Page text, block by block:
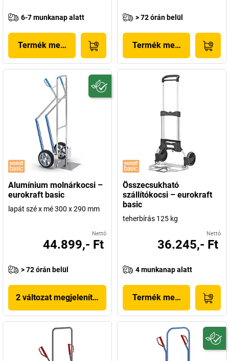
6-7 munkanap alatt
Termék megjelenítése
> 72 órán belül
Termék megjelenítése
Alumínium molnárkocsi –
eurokraft basic
lapát szé x mé 300 x 290 mm
Nettó
44.899,- Ft
> 72 órán belül
2 változat megjelenítése
Összecsukható
szállítókocsi – eurokraft
basic
teherbírás 125 kg
Nettó
36.245,- Ft
4 munkanap alatt
Termék megjelenítése